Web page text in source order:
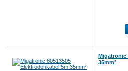
Migatronic
35mm²